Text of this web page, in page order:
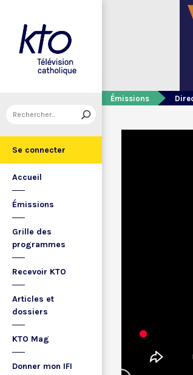
Se connecter
Accueil
Émissions
Grille des
programmes
Recevoir KTO
Articles et
dossiers
KTO Mag
Donner mon IFI
Émissions